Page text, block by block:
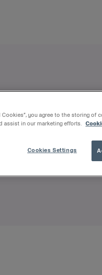
יכול להיגרם גם
וכאב פועם.
Cookies”, you agree to the storing of
assist in our marketing efforts.
Cookies Settings